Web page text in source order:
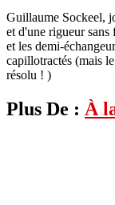
Guillaume Sockeel,
et d'une rigueur
et les demi-
capillotractés (mais
résolu ! )
Plus De : À